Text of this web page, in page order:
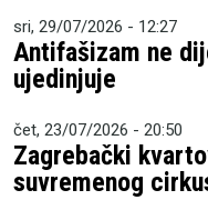
sri, 29/07/2026 - 12:27
Antifašizam ne
ujedinjuje
čet, 23/07/2026 - 20:50
Zagrebački
suvremenog